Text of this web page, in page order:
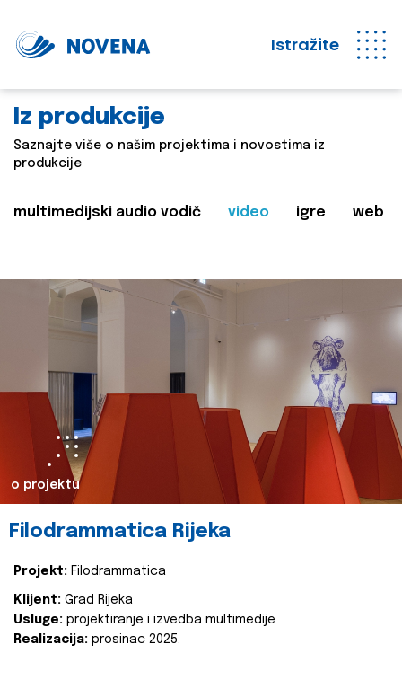
Istražite
Iz produkcije
Saznajte više o našim projektima i novostima iz
produkcije
multimedijski audio vodič video igre web
o projektu
Filodrammatica Rijeka
Projekt: Filodrammatica
Klijent: Grad Rijeka
Usluge: projektiranje i izvedba multimedije
Realizacija: prosinac 2025.